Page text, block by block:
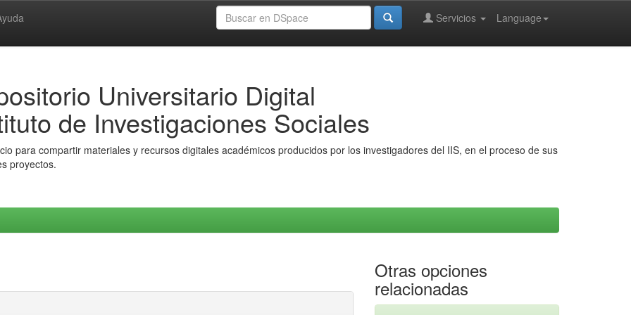
Language
Servicios
Universitario Digital
de Investigaciones Sociales
para compartir materiales y recursos digitales académicos producidos por los investigadores del IIS, en el proceso de sus
proyectos.
Otras opciones
relacionadas